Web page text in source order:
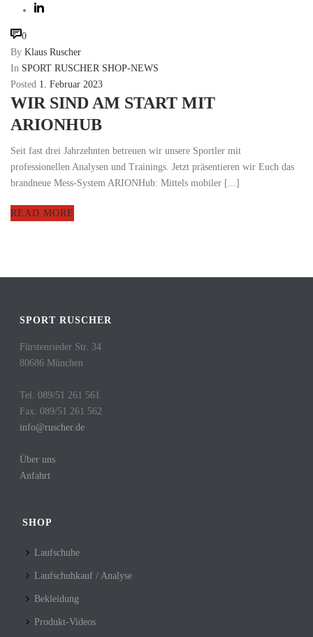
0
By Klaus Ruscher
In SPORT RUSCHER SHOP-NEWS
Posted 1. Februar 2023
WIR SIND AM START MIT
ARIONHUB
Seit fast drei Jahrzehnten betreuen wir unsere Sportler mit
professionellen Analysen und Trainings. Jetzt präsentieren wir Euch das
brandneue Mess-System ARIONHub: Mittels mobiler [...]
READ MORE
SPORT RUSCHER
Fürstenrieder Str. 34
80686 München
Tel. 089/51 261 561
Fax. 089/51 261 562
info@ruscher.de
Über uns
Anfahrt
SHOP
Laufschuhe
Laufschuhkauf / Analyse
Bekleidung
Produkt-Videos